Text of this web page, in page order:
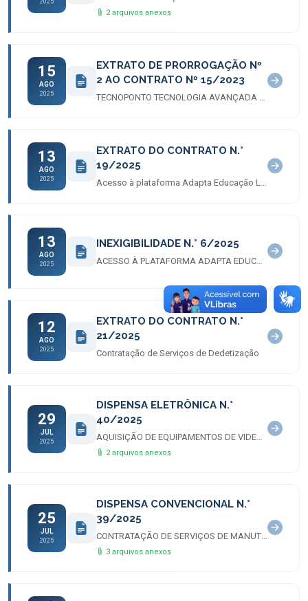
2025
2 arquivos anexos
15
AGO
2025
EXTRATO DE PRORROGAÇÃO Nº
2 AO CONTRATO Nº 15/2023
TECNOPONTO TECNOLOGIA AVANÇADA EM CONTROLE DE PONTO E ACESSO LTDA
13
AGO
2025
EXTRATO DO CONTRATO N.°
19/2025
Acesso à plataforma Adapta Educação Ltda
13
AGO
2025
INEXIGIBILIDADE N.° 6/2025
12
AGO
2025
EXTRATO DO CONTRATO N.°
21/2025
Contratação de Serviços de Dedetização
29
JUL
2025
DISPENSA ELETRÔNICA N.°
40/2025
AQUISIÇÃO DE EQUIPAMENTOS DE VIDEOMONITORAMENTO
2 arquivos anexos
25
JUL
2025
DISPENSA CONVENCIONAL N.°
39/2025
CONTRATAÇÃO DE SERVIÇOS DE MANUTENÇÃO EM PABX
3 arquivos anexos